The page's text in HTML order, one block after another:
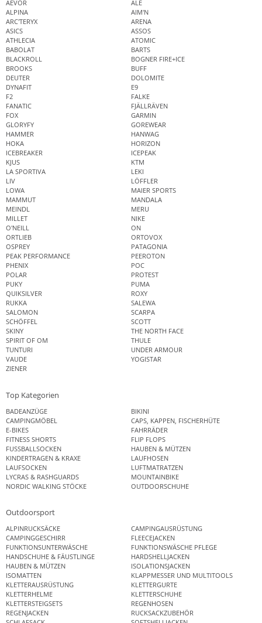
AEVOR
ALÉ
ALPINA
AIM'N
ARC'TERYX
ARENA
ASICS
ASSOS
ATHLECIA
ATOMIC
BABOLAT
BARTS
BLACKROLL
BOGNER FIRE+ICE
BROOKS
BUFF
DEUTER
DOLOMITE
DYNAFIT
E9
F2
FALKE
FANATIC
FJÄLLRÄVEN
FOX
GARMIN
GLORYFY
GOREWEAR
HAMMER
HANWAG
HOKA
HORIZON
ICEBREAKER
ICEPEAK
KJUS
KTM
LA SPORTIVA
LEKI
LIV
LÖFFLER
LOWA
MAIER SPORTS
MAMMUT
MANDALA
MEINDL
MERU
MILLET
NIKE
O'NEILL
ON
ORTLIEB
ORTOVOX
OSPREY
PATAGONIA
PEAK PERFORMANCE
PEEROTON
PHENIX
POC
POLAR
PROTEST
PUKY
PUMA
QUIKSILVER
ROXY
RUKKA
SALEWA
SALOMON
SCARPA
SCHÖFFEL
SCOTT
SKINY
THE NORTH FACE
SPIRIT OF OM
THULE
TUNTURI
UNDER ARMOUR
VAUDE
YOGISTAR
ZIENER
Top Kategorien
BADEANZÜGE
BIKINI
CAMPINGMÖBEL
CAPS, KAPPEN, FISCHERHÜTE
E-BIKES
FAHRRÄDER
FITNESS SHORTS
FLIP FLOPS
FUSSBALLSOCKEN
HAUBEN & MÜTZEN
KINDERTRAGEN & KRAXE
LAUFHOSEN
LAUFSOCKEN
LUFTMATRATZEN
LYCRAS & RASHGUARDS
MOUNTAINBIKE
NORDIC WALKING STÖCKE
OUTDOORSCHUHE
Outdoorsport
ALPINRUCKSÄCKE
CAMPINGAUSRÜSTUNG
CAMPINGGESCHIRR
FLEECEJACKEN
FUNKTIONSUNTERWÄSCHE
FUNKTIONSWÄSCHE PFLEGE
HANDSCHUHE & FÄUSTLINGE
HARDSHELLJACKEN
HAUBEN & MÜTZEN
ISOLATIONSJACKEN
ISOMATTEN
KLAPPMESSER UND MULTITOOLS
KLETTERAUSRÜSTUNG
KLETTERGURTE
KLETTERHELME
KLETTERSCHUHE
KLETTERSTEIGSETS
REGENHOSEN
REGENJACKEN
RUCKSACKZUBEHÖR